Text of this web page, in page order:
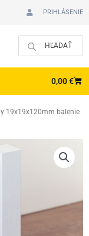
PRIHLÁSENIE
0,00€
19x19x120mm balenie